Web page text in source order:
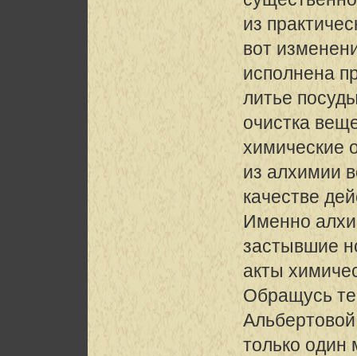
из
вот
исполнена
литье
очистка
химические
из алхимии
качестве
Именно
застывшие
акты
Обращусь
только один